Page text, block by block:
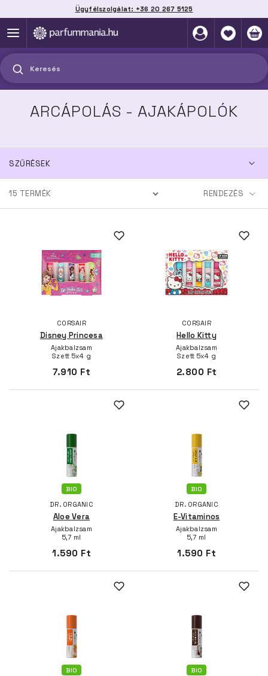
Ügyfélszolgálat: +36 20 267 5125
Keresés
ARCÁPOLÁS - AJAKÁPOLÓK
SZŰRÉSEK
15 TERMÉK
CORSAIR
Disney Princesa
Ajakbalzsam
Szett 5x4 g
7.910 Ft
CORSAIR
Hello Kitty
Ajakbalzsam
Szett 5x4 g
2.800 Ft
BIO
DR. ORGANIC
Aloe Vera
Ajakbalzsam
5,7 ml
1.590 Ft
BIO
DR. ORGANIC
E-Vitaminos
Ajakbalzsam
5,7 ml
1.590 Ft
BIO BIO